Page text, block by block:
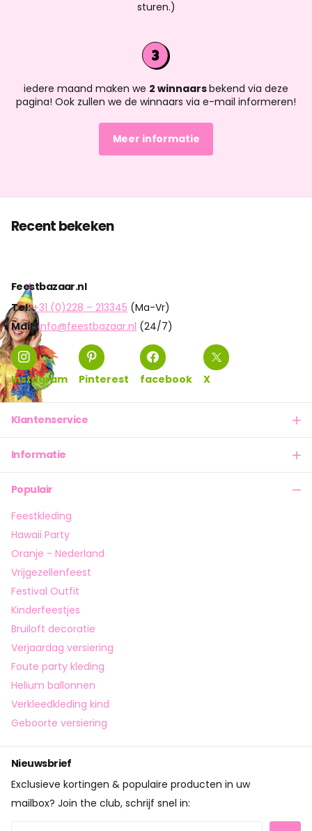
sturen.)
iedere maand maken we 2 winnaarsbekend via deze
pagina! Ook zullen we de winnaars via e-mail informeren!
Meer informatie
Recent bekeken
Feestbazaar.nl
Tel:+31 (0)228 – 213345 (Ma-Vr)
Mail: info@feestbazaar.nl (24/7)
Instagram Pinterest facebook X
Klantenservice
Informatie
Populair
Feestkleding
Hawaii Party
Oranje - Nederland
Vrijgezellenfeest
Festival Outfit
Kinderfeestjes
Bruiloft decoratie
Verjaardag versiering
Foute party kleding
Helium ballonnen
Verkleedkleding kind
Geboorte versiering
Nieuwsbrief
Exclusieve kortingen & populaire producten in uw
mailbox? Join the club, schrijf snel in: